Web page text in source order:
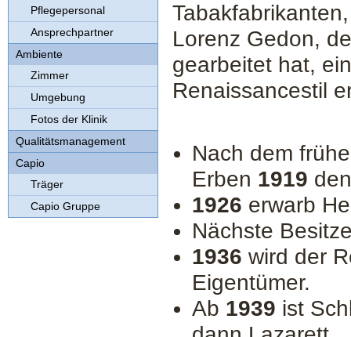
Pflegepersonal
Ansprechpartner
Ambiente
Zimmer
Umgebung
Fotos der Klinik
Qualitätsmanagement
Capio
Träger
Capio Gruppe
Lorenz Gedon,
gearbeitet hat,
Renaissancestil
Nach dem
Erben 1919
1926 erwarb
Nächste
1936 wird der
Eigentümer.
Ab 1939 ist